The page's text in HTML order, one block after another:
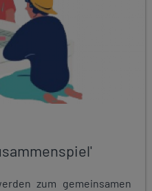
zum gemeinsamen